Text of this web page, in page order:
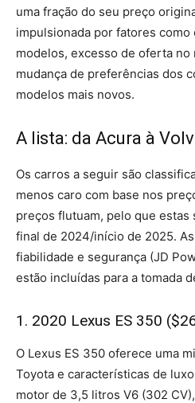
uma fração do seu preço
impulsionada por fatores como
modelos, excesso de oferta no
mudança de preferências dos
modelos mais novos.
A lista: da Acura à
Os carros a seguir são
menos caro com base nos
preços flutuam, pelo que estas
final de 2024/início de 2025.
fiabilidade e segurança (JD
estão incluídas para a tomada
1. 2020 Lexus ES 350
O Lexus ES 350 oferece uma
Toyota e características de
motor de 3,5 litros V6 (302